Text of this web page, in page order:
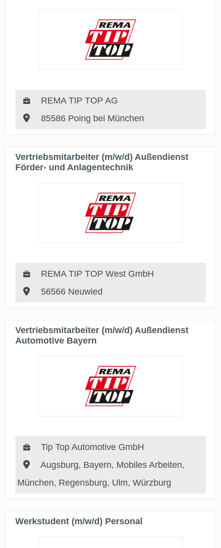
REMA TIP TOP AG
85586 Poing bei München
Vertriebsmitarbeiter (m/w/d) Außendienst
Förder- und Anlagentechnik
REMA TIP TOP West GmbH
56566 Neuwied
Vertriebsmitarbeiter (m/w/d) Außendienst
Automotive Bayern
Tip Top Automotive GmbH
Augsburg, Bayern, Mobiles Arbeiten,
München, Regensburg, Ulm, Würzburg
Werkstudent (m/w/d) Personal